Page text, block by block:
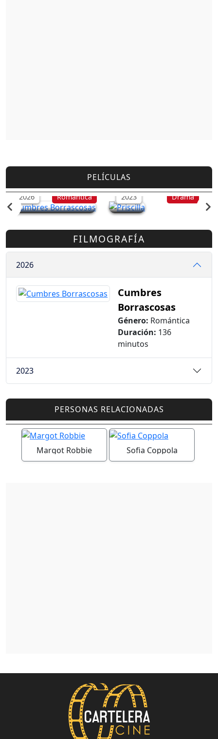
PELÍCULAS
Cumbres Borrascosas
2026 Romántica
Priscilla
2023 Drama
FILMOGRAFÍA
2026
Cumbres
Borrascosas
Género: Romántica
Duración: 136
minutos
2023
PERSONAS RELACIONADAS
Margot Robbie Sofia Coppola